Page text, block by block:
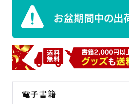
電子書籍